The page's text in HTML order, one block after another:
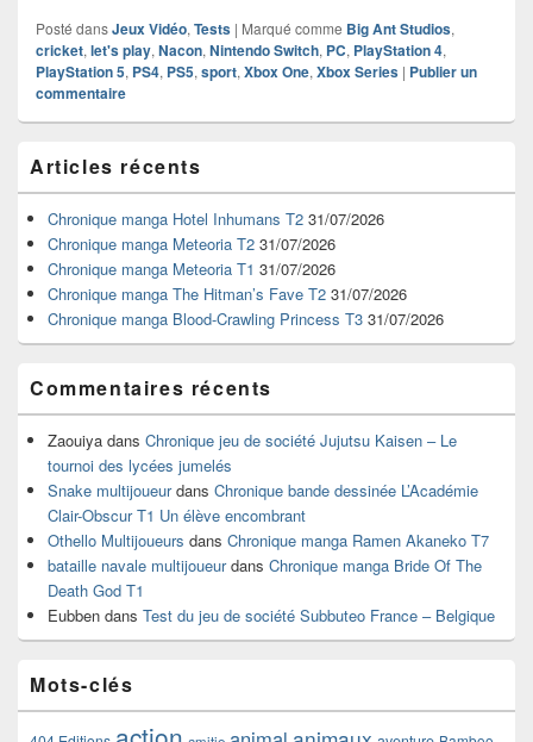
Posté dansJeux Vidéo, Tests | Marqué comme Big Ant Studios,
cricket, let's play, Nacon, Nintendo Switch, PC, PlayStation 4,
PlayStation 5, PS4, PS5, sport, Xbox One, Xbox Series | Publier un
commentaire
principale
de
widget
pour
barre
latérale
Articles récents
Chronique manga Hotel Inhumans T2 31/07/2026
Chronique manga Meteoria T2 31/07/2026
Chronique manga Meteoria T1 31/07/2026
Chronique manga The Hitman’s Fave T2 31/07/2026
Chronique manga Blood-Crawling Princess T3 31/07/2026
Commentaires récents
Zaouiya dans Chronique jeu de société Jujutsu Kaisen – Le
tournoi des lycées jumelés
Snake multijoueurdans Chronique bande dessinée L’Académie
Clair-Obscur T1 Un élève encombrant
Othello Multijoueurs dans Chronique manga Ramen Akaneko T7
bataille navale multijoueurdans Chronique manga Bride Of The
Death God T1
Eubben dans Test du jeu de société Subbuteo France – Belgique
Mots-clés